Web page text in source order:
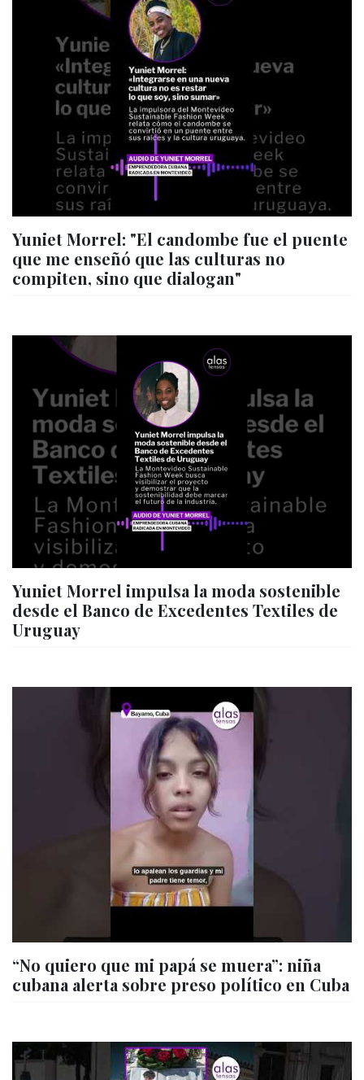
Yuniet Morrel: "El candombe fue el puente
que me enseñó que las culturas no
compiten, sino que dialogan"
Yuniet Morrel impulsa la moda sostenible
desde el Banco de Excedentes Textiles de
Uruguay
“No quiero que mi papá se muera”: niña
cubana alerta sobre preso político en Cuba